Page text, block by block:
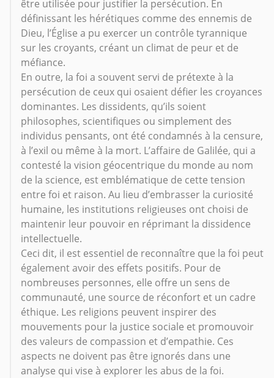
être utilisée pour justifier la persécution. En
définissant les hérétiques comme des ennemis de
Dieu, l’Église a pu exercer un contrôle tyrannique
sur les croyants, créant un climat de peur et de
méfiance.
En outre, la foi a souvent servi de prétexte à la
persécution de ceux qui osaient défier les croyances
dominantes. Les dissidents, qu’ils soient
philosophes, scientifiques ou simplement des
individus pensants, ont été condamnés à la censure,
à l’exil ou même à la mort. L’affaire de Galilée, qui a
contesté la vision géocentrique du monde au nom
de la science, est emblématique de cette tension
entre foi et raison. Au lieu d’embrasser la curiosité
humaine, les institutions religieuses ont choisi de
maintenir leur pouvoir en réprimant la dissidence
intellectuelle.
Ceci dit, il est essentiel de reconnaître que la foi peut
également avoir des effets positifs. Pour de
nombreuses personnes, elle offre un sens de
communauté, une source de réconfort et un cadre
éthique. Les religions peuvent inspirer des
mouvements pour la justice sociale et promouvoir
des valeurs de compassion et d’empathie. Ces
aspects ne doivent pas être ignorés dans une
analyse qui vise à explorer les abus de la foi.